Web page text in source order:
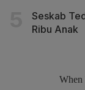
Seskab
Ribu Anak